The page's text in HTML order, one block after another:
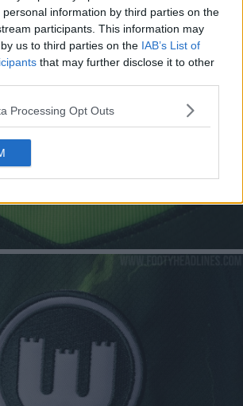
information by third parties on the
participants. This information may
us to third parties on the IAB’s List of
that may further disclose it to other
Processing Opt Outs